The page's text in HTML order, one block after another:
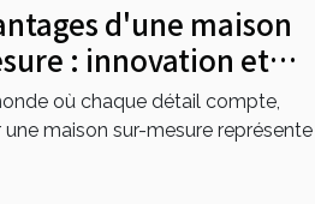
d'une maison
: innovation et
où chaque détail compte,
maison sur-mesure représente